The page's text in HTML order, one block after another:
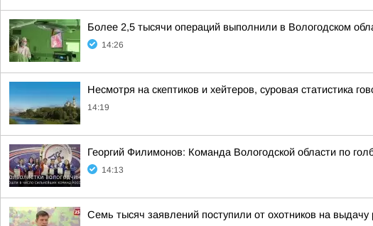
Более 2,5 тысячи операций выполнили в Вологодском
14:26
Несмотря на скептиков и хейтеров, суровая статистика
14:19
Георгий Филимонов: Команда Вологодской области по
14:13
Семь тысяч заявлений поступили от охотников на